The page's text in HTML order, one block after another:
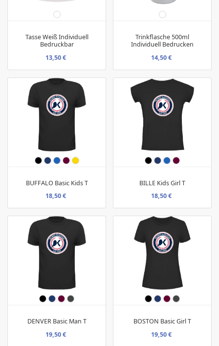
Tasse Weiß Individuell
Bedruckbar
13,50 €
Trinkflasche 500ml
Individuell Bedrucken
14,50 €
BUFFALO Basic Kids T
18,50 €
BILLE Kids Girl T
18,50 €
DENVER Basic Man T
19,50 €
BOSTON Basic Girl T
19,50 €